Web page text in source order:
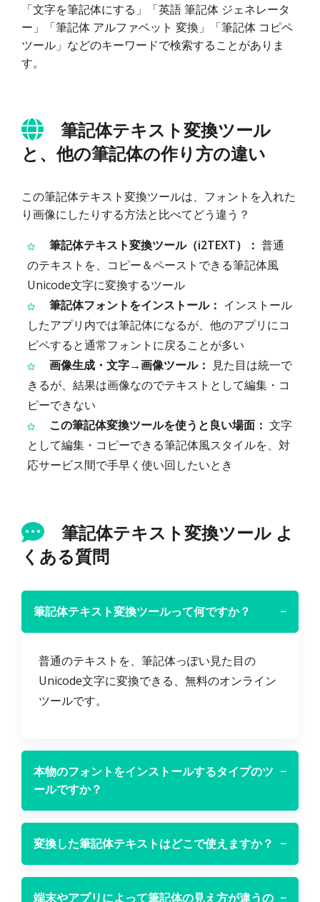
「文字を筆記体にする」「英語 筆記体 ジェネレータ
ー」「筆記体 アルファベット 変換」「筆記体 コピペ
ツール」などのキーワードで検索することがありま
す。
筆記体テキスト変換ツール
と、他の筆記体の作り方の違い
この筆記体テキスト変換ツールは、フォントを入れた
り画像にしたりする方法と比べてどう違う？
筆記体テキスト変換ツール（i2TEXT）： 普通
のテキストを、コピー＆ペーストできる筆記体風
Unicode文字に変換するツール
筆記体フォントをインストール： インストール
したアプリ内では筆記体になるが、他のアプリにコ
ピペすると通常フォントに戻ることが多い
画像生成・文字→画像ツール： 見た目は統一で
きるが、結果は画像なのでテキストとして編集・コ
ピーできない
この筆記体変換ツールを使うと良い場面： 文字
として編集・コピーできる筆記体風スタイルを、対
応サービス間で手早く使い回したいとき
筆記体テキスト変換ツール よ
くある質問
筆記体テキスト変換ツールって何ですか？ −
普通のテキストを、筆記体っぽい見た目の
Unicode文字に変換できる、無料のオンライン
ツールです。
本物のフォントをインストールするタイプのツ
ールですか？
−
変換した筆記体テキストはどこで使えますか？ −
端末やアプリによって筆記体の見え方が違うの −